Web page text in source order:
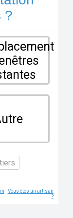
?
-Vous êtes un artisan
?